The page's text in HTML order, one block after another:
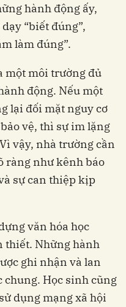
hành động ấy,
“biết đúng”,
làm đúng”.
một môi trường đủ
động. Nếu một
lại đối mặt nguy cơ
vệ, thì sự im lặng
vậy, nhà trường cần
ràng như kênh báo
sự can thiệp kịp
văn hóa học
thiết. Những hành
ghi nhận và lan
chung. Học sinh cũng
dụng mạng xã hội